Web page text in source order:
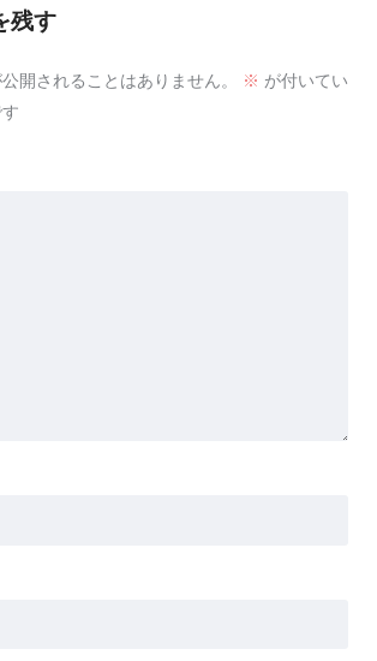
残す
開されることはありません。 ※ が付いてい